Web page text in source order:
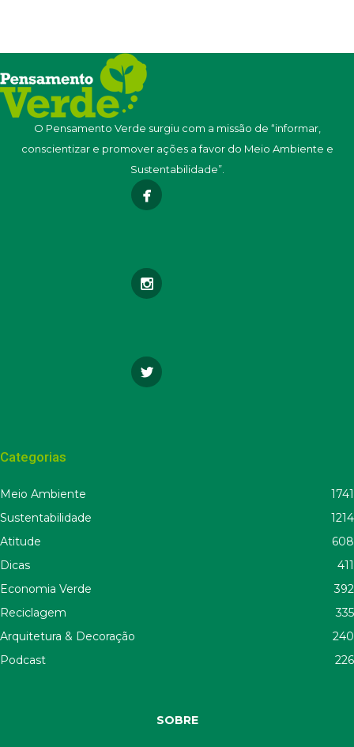
O Pensamento Verde surgiu com a missão de “informar,
conscientizar e promover ações a favor do Meio Ambiente e
Sustentabilidade”.
Categorias
Meio Ambiente
1741
Sustentabilidade
1214
Atitude
608
Dicas
411
Economia Verde
392
Reciclagem
335
Arquitetura & Decoração
240
Podcast
226
SOBRE